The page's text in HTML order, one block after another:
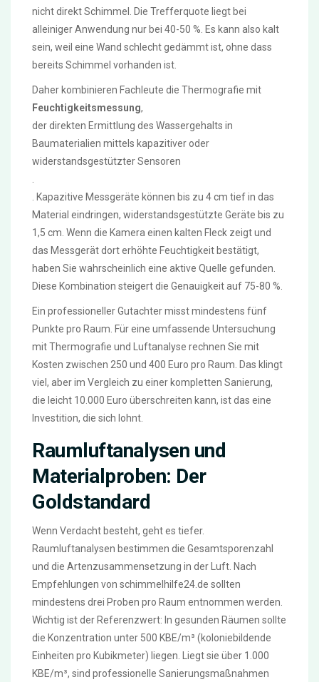
nicht direkt Schimmel. Die Trefferquote liegt bei
alleiniger Anwendung nur bei 40-50 %. Es kann also kalt
sein, weil eine Wand schlecht gedämmt ist, ohne dass
bereits Schimmel vorhanden ist.
Daher kombinieren Fachleute die Thermografie mit
Feuchtigkeitsmessung,
der direkten Ermittlung des Wassergehalts in
Baumaterialien mittels kapazitiver oder
widerstandsgestützter Sensoren
. Kapazitive Messgeräte können bis zu 4 cm tief in das
Material eindringen, widerstandsgestützte Geräte bis zu
1,5 cm. Wenn die Kamera einen kalten Fleck zeigt und
das Messgerät dort erhöhte Feuchtigkeit bestätigt,
haben Sie wahrscheinlich eine aktive Quelle gefunden.
Diese Kombination steigert die Genauigkeit auf 75-80 %.
Ein professioneller Gutachter misst mindestens fünf
Punkte pro Raum. Für eine umfassende Untersuchung
mit Thermografie und Luftanalyse rechnen Sie mit
Kosten zwischen 250 und 400 Euro pro Raum. Das klingt
viel, aber im Vergleich zu einer kompletten Sanierung,
die leicht 10.000 Euro überschreiten kann, ist das eine
Investition, die sich lohnt.
Raumluftanalysen und
Materialproben: Der
Goldstandard
Wenn Verdacht besteht, geht es tiefer.
Raumluftanalysen bestimmen die Gesamtsporenzahl
und die Artenzusammensetzung in der Luft. Nach
Empfehlungen von schimmelhilfe24.de sollten
mindestens drei Proben pro Raum entnommen werden.
Wichtig ist der Referenzwert: In gesunden Räumen sollte
die Konzentration unter 500 KBE/m³ (koloniebildende
Einheiten pro Kubikmeter) liegen. Liegt sie über 1.000
KBE/m³, sind professionelle Sanierungsmaßnahmen